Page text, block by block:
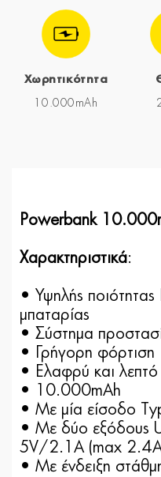
Χωρητικότητα
10.000mAh
Powerbank
Χαρακτηριστικά:
• Υψηλής
μπαταρίας
• Σύστημα
• Γρήγορη φόρτιση
• Ελαφρύ και λεπτό
• 10.000mAh
• Με μία είσοδο
• Με δύο εξόδους
5V/2.1A (max
• Με ένδειξη